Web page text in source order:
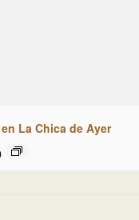
La Chica de Ayer